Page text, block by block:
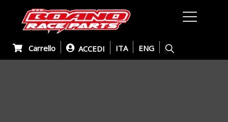
Carrello ACCEDI ITA ENG